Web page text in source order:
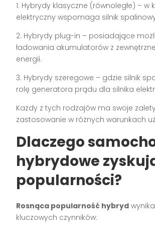
1. Hybrydy klasyczne (równoległe) – w
elektryczny wspomaga silnik
2. Hybrydy plug-in – posiadające
ładowania akumulatorów z
energii.
3. Hybrydy szeregowe – gdzie silnik
rolę generatora prądu dla silnika
Każdy z tych rodzajów ma swoje
zastosowanie w różnych warunkach
Dlaczego
hybrydowe
popularności?
Rosnąca popularność hybryd
kluczowych czynników: